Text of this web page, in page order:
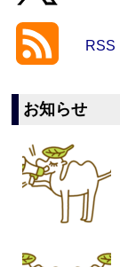
RSS
お知らせ